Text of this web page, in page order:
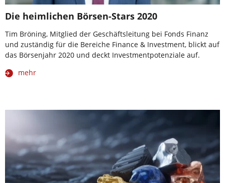
Die heimlichen Börsen-Stars 2020
Tim Bröning, Mitglied der Geschäftsleitung bei Fonds Finanz
und zuständig für die Bereiche Finance & Investment, blickt auf
das Börsenjahr 2020 und deckt Investmentpotenziale auf.
mehr